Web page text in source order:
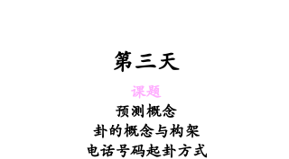
第三天
课题
预测概念
卦的概念与构架
电话号码起卦方式